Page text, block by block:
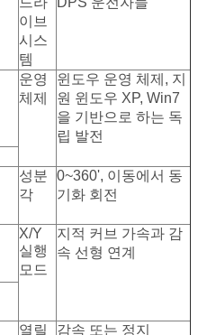
이브
시스
템
운영
체제
윈도우 운영 체제, 지
원 윈도우 XP, Win7
을 기반으로 하는 독
립 발전
성분
각
0~360', 이동에서 동
기화 회전
X/Y
실행
모드
지적 커브 가속과 감
속 선형 연계
열릴 감속 또는 정지